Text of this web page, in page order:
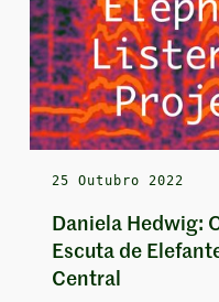
25 Outubro 2022
Daniela Hedwig:
Escuta de
Central